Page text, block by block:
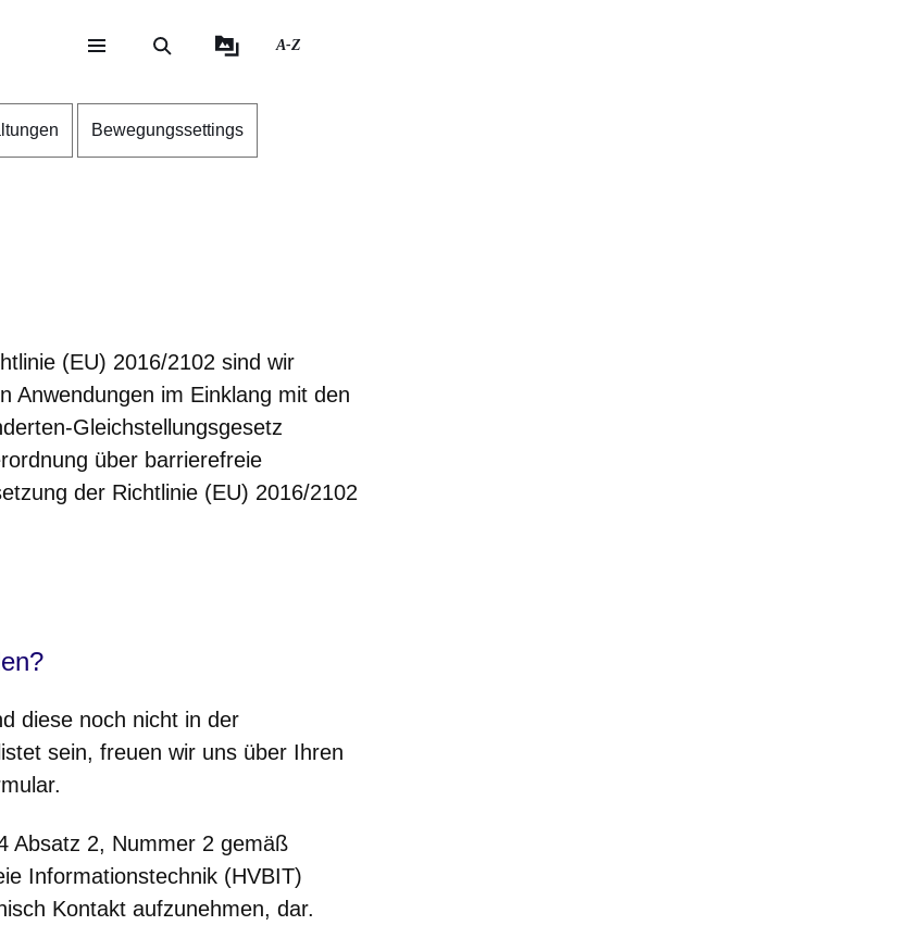
A-Z
Bewegungssettings
(EU) 2016/2102 sind wir
Anwendungen im Einklang mit den
Gleichstellungsgesetz
über barrierefreie
der Richtlinie (EU) 2016/2102
diese noch nicht in der
sein, freuen wir uns über Ihren
Absatz 2, Nummer 2 gemäß
Informationstechnik (HVBIT)
Kontakt aufzunehmen, dar.